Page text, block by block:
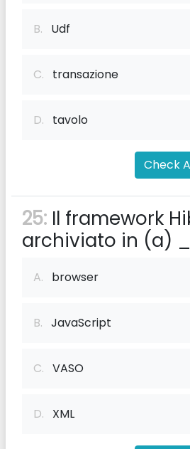
B. Udf
C. transazione
D. tavolo
Check
25: Il framework
archiviato in (a)
A. browser
B. JavaScript
C. VASO
D. XML